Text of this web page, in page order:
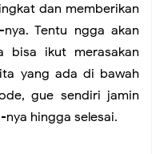
dan memberikan
Tentu ngga akan
bisa ikut merasakan
yang ada di bawah
gue sendiri jamin
nya hingga selesai.